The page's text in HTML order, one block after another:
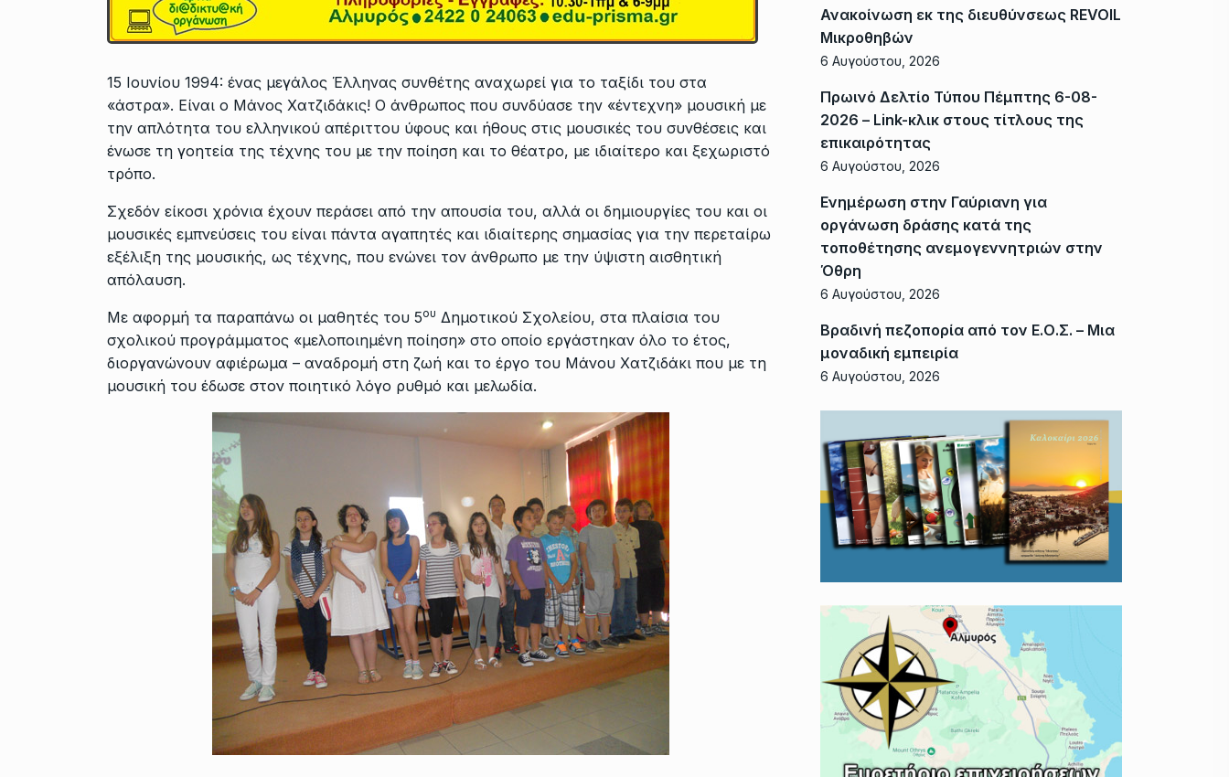
15 Ιουνίου 1994: ένας μεγάλος Έλληνας συνθέτης αναχωρεί για το ταξίδι του στα
«άστρα». Είναι ο Μάνος Χατζιδάκις! Ο άνθρωπος που συνδύασε την «έντεχνη» μουσική με
την απλότητα του ελληνικού απέριττου ύφους και ήθους στις μουσικές του συνθέσεις και
ένωσε τη γοητεία της τέχνης του με την ποίηση και το θέατρο, με ιδιαίτερο και ξεχωριστό
τρόπο.
Σχεδόν είκοσι χρόνια έχουν περάσει από την απουσία του, αλλά οι δημιουργίες του και οι
μουσικές εμπνεύσεις του είναι πάντα αγαπητές και ιδιαίτερης σημασίας για την περεταίρω
εξέλιξη της μουσικής, ως τέχνης, που ενώνει τον άνθρωπο με την ύψιστη αισθητική
απόλαυση.
Με αφορμή τα παραπάνω οι μαθητές του 5ου Δημοτικού Σχολείου, στα πλαίσια του
σχολικού προγράμματος «μελοποιημένη ποίηση» στο οποίο εργάστηκαν όλο το έτος,
διοργανώνουν αφιέρωμα – αναδρομή στη ζωή και το έργο του Μάνου Χατζιδάκι που με τη
μουσική του έδωσε στον ποιητικό λόγο ρυθμό και μελωδία.
Ανακοίνωση εκ της διευθύνσεως REVOIL
Μικροθηβών
6 Αυγούστου, 2026
Πρωινό Δελτίο Τύπου Πέμπτης 6-08-
2026 – Link-κλικ στους τίτλους της
επικαιρότητας
6 Αυγούστου, 2026
Ενημέρωση στην Γαύριανη για
οργάνωση δράσης κατά της
τοποθέτησης ανεμογεννητριών στην
Όθρη
6 Αυγούστου, 2026
Βραδινή πεζοπορία από τον Ε.Ο.Σ. – Μια
μοναδική εμπειρία
6 Αυγούστου, 2026